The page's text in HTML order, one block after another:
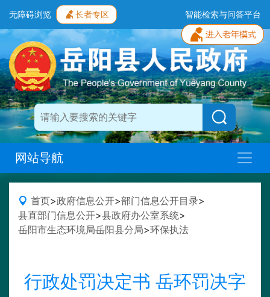
无障碍浏览 长者专区 智能检索与问答平台
网站导航
首页>政府信息公开>部门信息公开目录>
县直部门信息公开>县政府办公室系统>
岳阳市生态环境局岳阳县分局>环保执法
行政处罚决定书 岳环罚决字